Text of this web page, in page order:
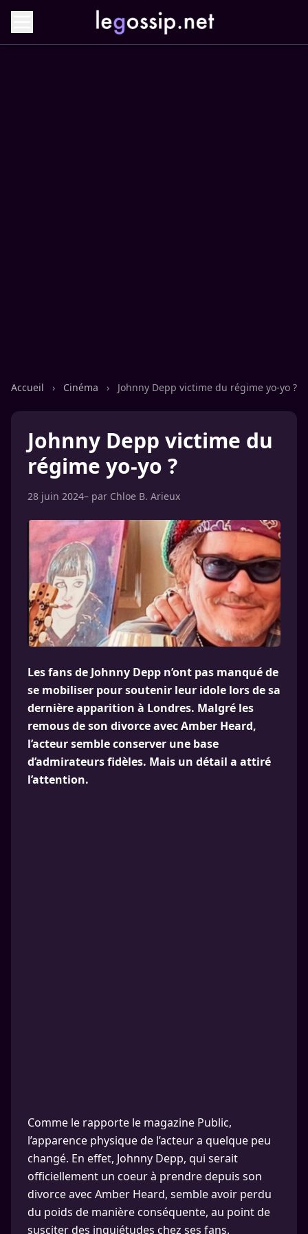
Accueil › Cinéma › Johnny Depp victime du régime yo-yo ?
Johnny Depp victime du
régime yo-yo ?
28 juin 2024– par Chloe B. Arieux
Les fans de Johnny Depp n’ont pas manqué de
se mobiliser pour soutenir leur idole lors de sa
dernière apparition à Londres. Malgré les
remous de son divorce avec Amber Heard,
l’acteur semble conserver une base
d’admirateurs fidèles. Mais un détail a attiré
l’attention.
Comme le rapporte le magazine Public,
l’apparence physique de l’acteur a quelque peu
changé. En effet, Johnny Depp, qui serait
officiellement un coeur à prendre depuis son
divorce avec Amber Heard, semble avoir perdu
du poids de manière conséquente, au point de
susciter des inquiétudes chez ses fans.